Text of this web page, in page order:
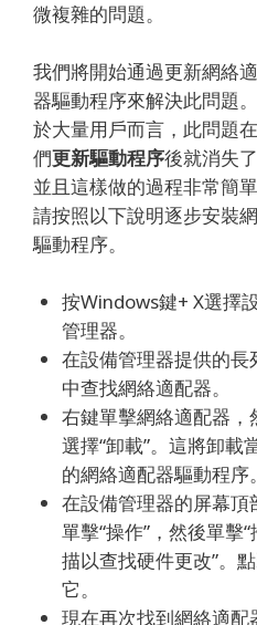
微複雜的問題。
我們將開始通過更新網絡
器驅動程序來解決此問題。
於大量用戶而言，此問題
們更新驅動程序後就消失了
並且這樣做的過程非常簡單
請按照以下說明逐步安裝
驅動程序。
按Windows鍵+ X選擇
管理器。
在設備管理器提供的長
中查找網絡適配器。
右鍵單擊網絡適配器，
選擇“卸載”。 這將卸載
的網絡適配器驅動程序。
在設備管理器的屏幕頂
單擊“操作”，然後單擊“
描以查找硬件更改”。
它。
現在再次找到網絡適配